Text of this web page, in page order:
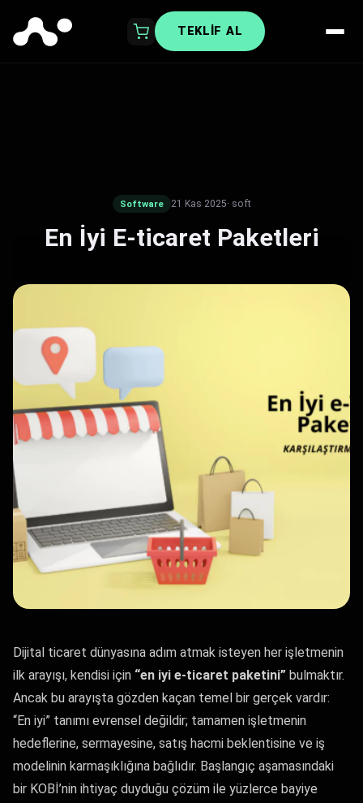
TEKLIF AL
Software 21 Kas 2025· soft
En İyi E-ticaret Paketleri
Dijital ticaret dünyasına adım atmak isteyen her işletmenin
ilk arayışı, kendisi için “en iyi e-ticaret paketini” bulmaktır.
Ancak bu arayışta gözden kaçan temel bir gerçek vardır:
“En iyi” tanımı evrensel değildir; tamamen işletmenin
hedeflerine, sermayesine, satış hacmi beklentisine ve iş
modelinin karmaşıklığına bağlıdır. Başlangıç aşamasındaki
bir KOBİ’nin ihtiyaç duyduğu çözüm ile yüzlerce bayiye